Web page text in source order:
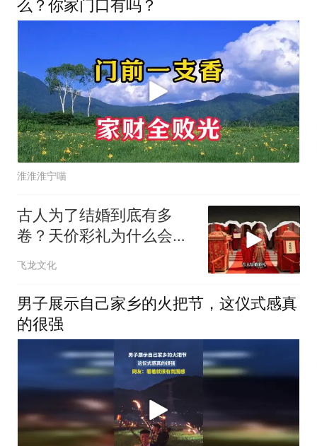
么？你家门口有吗？
淮淮淮宁喵
古人为了结婚到底有多
卷？天价彩礼为什么会出
现？
飞龙文化
男子展示自己家乡的火把节，这仪式感真
的很强